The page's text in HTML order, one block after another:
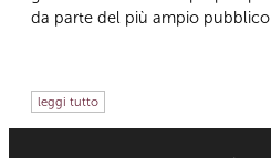
da parte del più ampio
leggi tutto